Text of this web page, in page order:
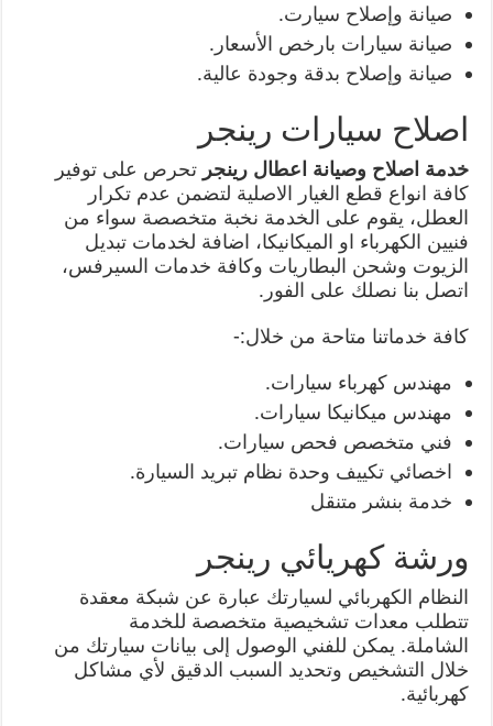
صيانة وإصلاح سيارت.
صيانة سيارات بارخص الأسعار.
صيانة وإصلاح بدقة وجودة عالية.
اصلاح سيارات رينجر
خدمة اصلاح وصيانة اعطال رينجر تحرص على توفير
كافة انواع قطع الغيار الاصلية لتضمن عدم تكرار
العطل، يقوم على الخدمة نخبة متخصصة سواء من
فنيين الكهرباء او الميكانيكا، اضافة لخدمات تبديل
الزيوت وشحن البطاريات وكافة خدمات السيرفس،
اتصل بنا نصلك على الفور.
كافة خدماتنا متاحة من خلال:-
مهندس كهرباء سيارات.
مهندس ميكانيكا سيارات.
فني متخصص فحص سيارات.
اخصائي تكييف وحدة نظام تبريد السيارة.
خدمة بنشر متنقل
ورشة كهريائي رينجر
النظام الكهربائي لسيارتك عبارة عن شبكة معقدة
تتطلب معدات تشخيصية متخصصة للخدمة
الشاملة. يمكن للفني الوصول إلى بيانات سيارتك من
خلال التشخيص وتحديد السبب الدقيق لأي مشاكل
كهربائية.